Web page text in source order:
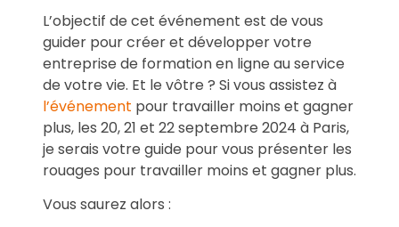
L’objectif de cet événement est de vous
guider pour créer et développer votre
entreprise de formation en ligne au service
de votre vie. Et le vôtre ? Si vous assistez à
l’événement pour travailler moins et gagner
plus, les 20, 21 et 22 septembre 2024 à Paris,
je serais votre guide pour vous présenter les
rouages pour travailler moins et gagner plus.
Vous saurez alors :